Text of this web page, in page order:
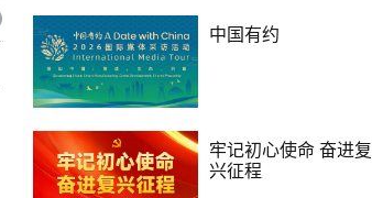
中国有约
牢记初心使命 奋进复
兴征程